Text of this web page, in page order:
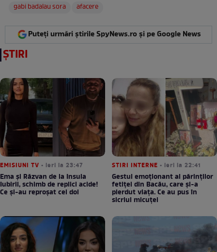
gabi badalau sora
afacere
Puteți urmări știrile SpyNews.ro și pe Google News
ȘTIRI
EMISIUNI TV • ieri la 23:47
Ema și Răzvan de la Insula
Iubirii, schimb de replici acide!
Ce și-au reproșat cei doi
STIRI INTERNE • ieri la 22:41
Gestul emoționant al părinților
fetiței din Bacău, care și-a
pierdut viața. Ce au pus în
sicriul micuței